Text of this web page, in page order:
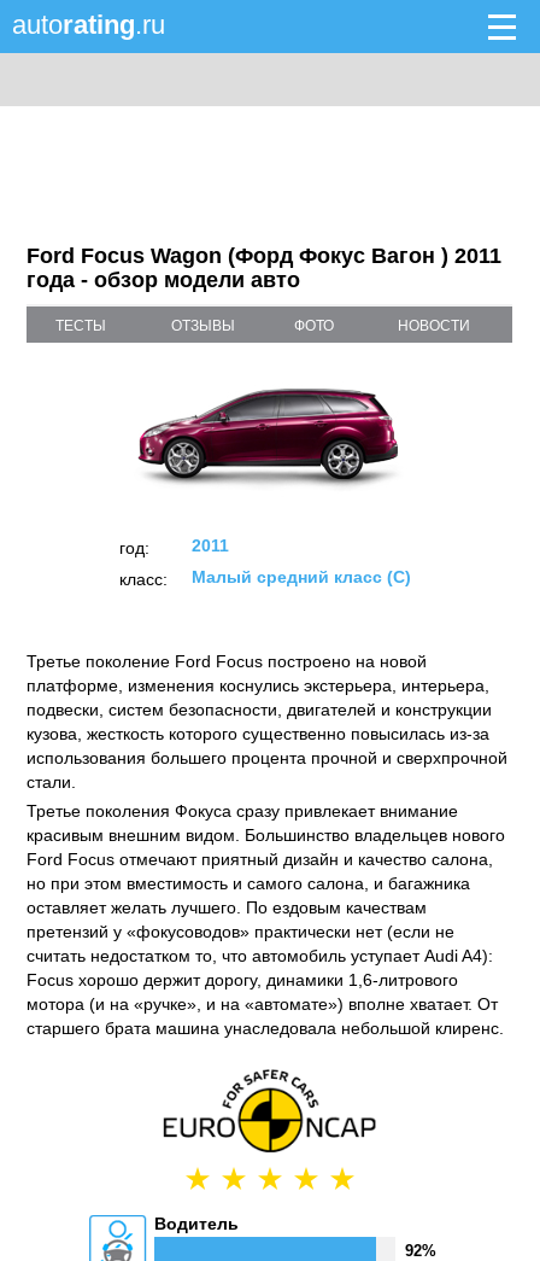
autorating.ru
Ford Focus Wagon (Форд Фокус Вагон ) 2011
года - обзор модели авто
ТЕСТЫ ОТЗЫВЫ ФОТО НОВОСТИ
год:
2011
класс:
Малый средний класс (C)
Третье поколение Ford Focus построено на новой
платформе, изменения коснулись экстерьера, интерьера,
подвески, систем безопасности, двигателей и конструкции
кузова, жесткость которого существенно повысилась из-за
использования большего процента прочной и сверхпрочной
стали.
Третье поколения Фокуса сразу привлекает внимание
красивым внешним видом. Большинство владельцев нового
Ford Focus отмечают приятный дизайн и качество салона,
но при этом вместимость и самого салона, и багажника
оставляет желать лучшего. По ездовым качествам
претензий у «фокусоводов» практически нет (если не
считать недостатком то, что автомобиль уступает Audi A4):
Focus хорошо держит дорогу, динамики 1,6-литрового
мотора (и на «ручке», и на «автомате») вполне хватает. От
старшего брата машина унаследовала небольшой клиренс.
Водитель
92%